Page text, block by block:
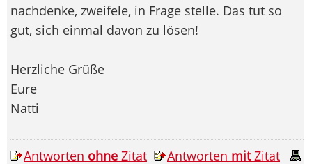
nachdenke, zweifele, in Frage stelle. Das tut so
gut, sich einmal davon zu lösen!
Herzliche Grüße
Eure
Natti
Antworten ohne Zitat Antworten mitZitat